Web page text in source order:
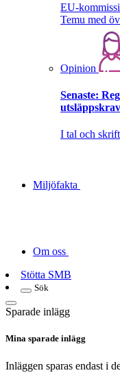
EU-
Temu med
Opinion
Senaste:
I tal och
Miljöfakta
Om oss
Stötta SMB
Sök
Sparade inlägg
Mina sparade inlägg
Inläggen sparas endast i